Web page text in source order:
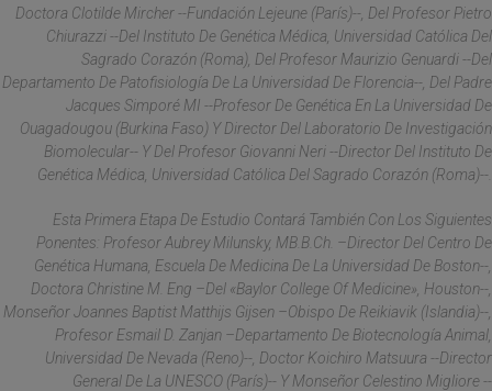
Doctora Clotilde Mircher --Fundación Lejeune (París)--, Del Profesor Pietro
Chiurazzi --Del Instituto De Genética Médica, Universidad Católica Del
Sagrado Corazón (Roma), Del Profesor Maurizio Genuardi --Del
Departamento De Patofisiología De La Universidad De Florencia--, Del Padre
Jacques Simporé MI --Profesor De Genética En La Universidad De
Ouagadougou (Burkina Faso) Y Director Del Laboratorio De Investigación
Biomolecular-- Y Del Profesor Giovanni Neri --Director Del Instituto De
Genética Médica, Universidad Católica Del Sagrado Corazón (Roma)--.
Esta Primera Etapa De Estudio Contará También Con Los Siguientes
Ponentes: Profesor Aubrey Milunsky, MB.B.Ch. –director Del Centro De
Genética Humana, Escuela De Medicina De La Universidad De Boston--,
Doctora Christine M. Eng –del «Baylor College Of Medicine», Houston--,
Monseñor Joannes Baptist Matthijs Gijsen –obispo De Reikiavik (Islandia)--,
Profesor Esmail D. Zanjan –Departamento De Biotecnología Animal,
Universidad De Nevada (Reno)--, Doctor Koichiro Matsuura --Director
General De La UNESCO (París)-- Y Monseñor Celestino Migliore --